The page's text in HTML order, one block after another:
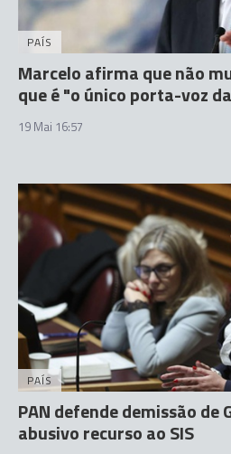
PAÍS
Marcelo afirma que não
que é "o único porta-voz
19 Mai 16:57
PAÍS
PAN defende demissão de
abusivo recurso ao SIS